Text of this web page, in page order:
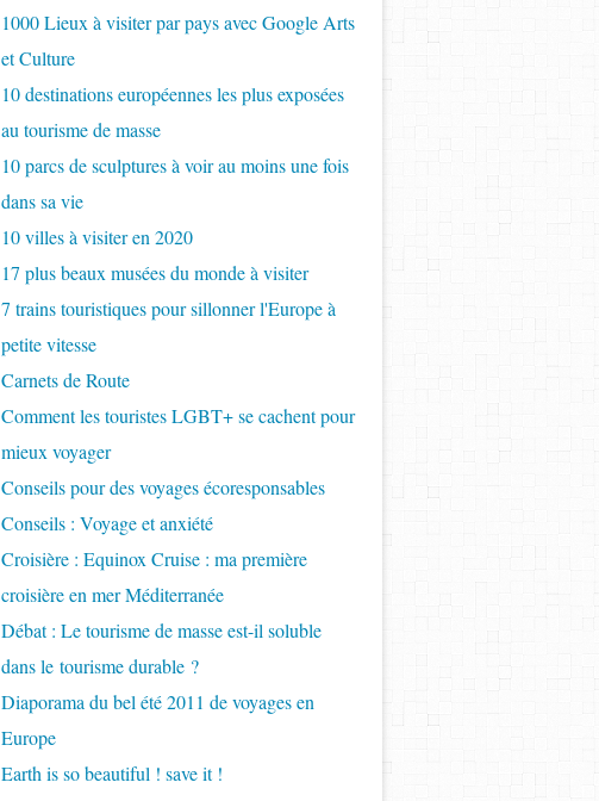
1000 Lieux à visiter par pays avec Google Arts
et Culture
10 destinations européennes les plus exposées
au tourisme de masse
10 parcs de sculptures à voir au moins une fois
dans sa vie
10 villes à visiter en 2020
17 plus beaux musées du monde à visiter
7 trains touristiques pour sillonner l'Europe à
petite vitesse
Carnets de Route
Comment les touristes LGBT+ se cachent pour
mieux voyager
Conseils pour des voyages écoresponsables
Conseils : Voyage et anxiété
Croisière : Equinox Cruise : ma première
croisière en mer Méditerranée
Débat : Le tourisme de masse est-il soluble
dans le tourisme durable ?
Diaporama du bel été 2011 de voyages en
Europe
Earth is so beautiful ! save it !